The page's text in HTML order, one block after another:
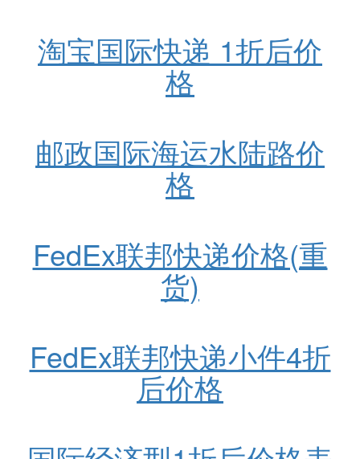
淘宝国际快递 1折后价
格
邮政国际海运水陆路价
格
FedEx联邦快递价格(重
货)
FedEx联邦快递小件4折
后价格